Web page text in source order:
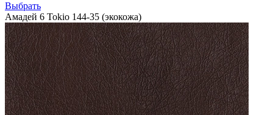
Выбрать
Амадей 6 Tokio 144-35 (экокожа)